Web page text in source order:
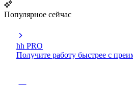
Популярное сейчас
hh PRO
Получите работу быстрее с